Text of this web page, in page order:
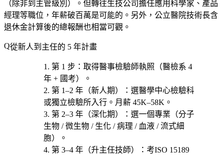
（除非到主管級別）。但轉往生技公司擔任應用科學家、產品
經理等職位，年薪破百萬是可能的。另外，公立醫院技術長含
退休金計算後的總報酬也相當可觀。
從新人到主任的 5 年計畫
第 1 步 ：取得醫事檢驗師執照 （醫檢系 4
年 + 國考）。
第 1–2 年（新人期）
：選醫學中心檢驗科
或獨立檢驗所入行。月薪 45K–58K。
第 2–3 年（深化期）
：選一個專業（分子
生物 / 微生物 / 生化 / 病理 / 血液 / 流式細
胞）。
第 3–4 年（升主任技師）
：考ISO 15189